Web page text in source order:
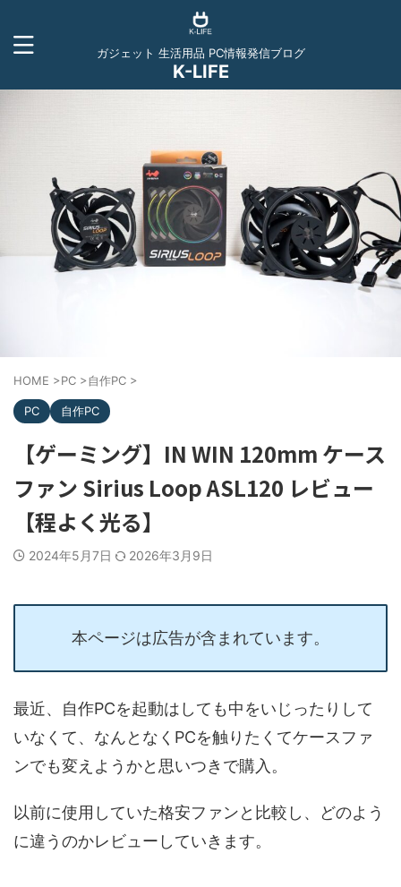
ガジェット 生活用品 PC情報発信ブログ
K-LIFE
HOME >PC >自作PC >
PC 自作PC
【ゲーミング】IN WIN 120mm ケース
ファン Sirius Loop ASL120 レビュー
【程よく光る】
2024年5月7日 2026年3月9日
本ページは広告が含まれています。
最近、自作PCを起動はしても中をいじったりして
いなくて、なんとなくPCを触りたくてケースファ
ンでも変えようかと思いつきで購入。
以前に使用していた格安ファンと比較し、どのよう
に違うのかレビューしていきます。